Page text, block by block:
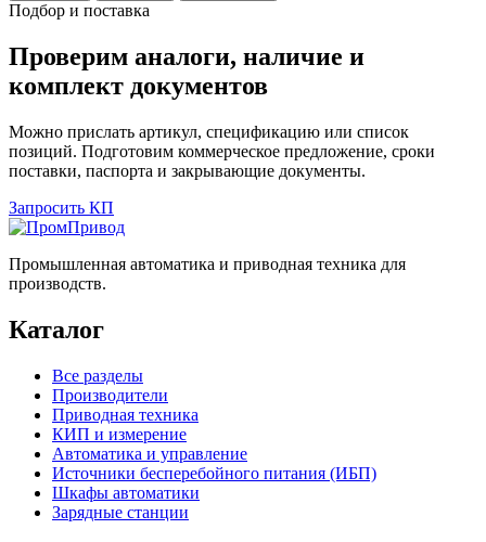
Подбор и поставка
Проверим аналоги, наличие и
комплект документов
Можно прислать артикул, спецификацию или список
позиций. Подготовим коммерческое предложение, сроки
поставки, паспорта и закрывающие документы.
Запросить КП
Промышленная автоматика и приводная техника для
производств.
Каталог
Все разделы
Производители
Приводная техника
КИП и измерение
Автоматика и управление
Источники бесперебойного питания (ИБП)
Шкафы автоматики
Зарядные станции